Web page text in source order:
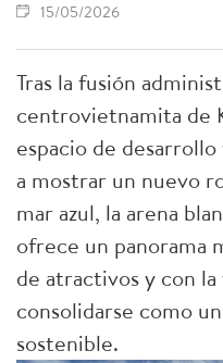
15/05/2026
Tras la fusión
centrovietnamita de
espacio de
a mostrar un nuevo
mar azul, la arena
ofrece un panorama
de atractivos y con
consolidarse como
sostenible.